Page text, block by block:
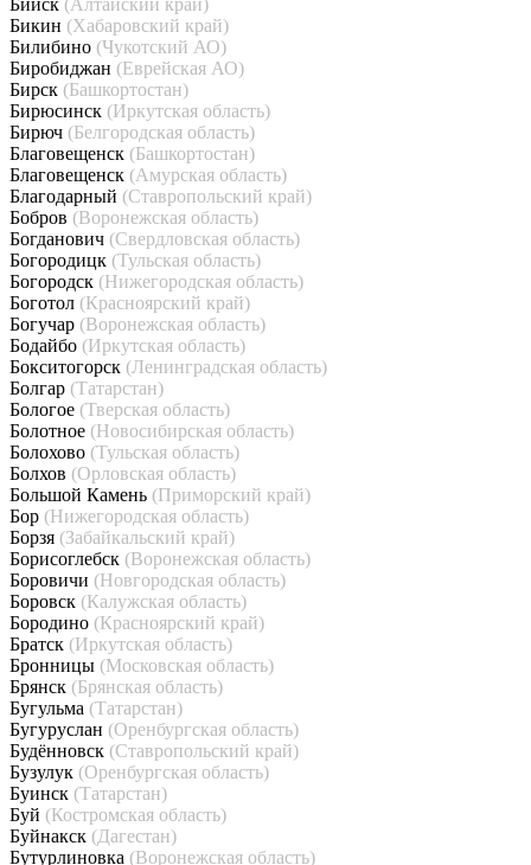
Бийск (Алтайский край)
Бикин (Хабаровский край)
Билибино (Чукотский АО)
Биробиджан (Еврейская АО)
Бирск (Башкортостан)
Бирюсинск (Иркутская область)
Бирюч (Белгородская область)
Благовещенск (Башкортостан)
Благовещенск (Амурская область)
Благодарный (Ставропольский край)
Бобров (Воронежская область)
Богданович (Свердловская область)
Богородицк (Тульская область)
Богородск (Нижегородская область)
Боготол (Красноярский край)
Богучар (Воронежская область)
Бодайбо (Иркутская область)
Бокситогорск (Ленинградская область)
Болгар (Татарстан)
Бологое (Тверская область)
Болотное (Новосибирская область)
Болохово (Тульская область)
Болхов (Орловская область)
Большой Камень (Приморский край)
Бор (Нижегородская область)
Борзя (Забайкальский край)
Борисоглебск (Воронежская область)
Боровичи (Новгородская область)
Боровск (Калужская область)
Бородино (Красноярский край)
Братск (Иркутская область)
Бронницы (Московская область)
Брянск (Брянская область)
Бугульма (Татарстан)
Бугуруслан (Оренбургская область)
Будённовск (Ставропольский край)
Бузулук (Оренбургская область)
Буинск (Татарстан)
Буй (Костромская область)
Буйнакск (Дагестан)
Бутурлиновка (Воронежская область)